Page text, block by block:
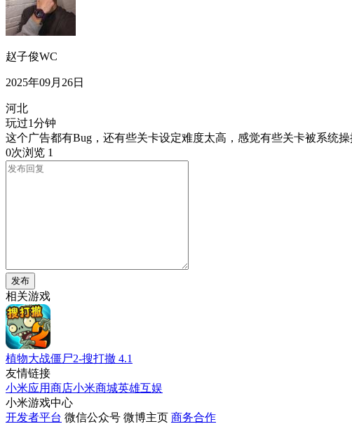
赵子俊WC
2025年09月26日
河北
玩过1分钟
这个广告都有Bug，还有些关卡设定难度太高，感觉有些关卡被系统
0次浏览 1
发布
相关游戏
植物大战僵尸2-搜打撤 4.1
友情链接
小米应用商店小米商城英雄互娱
小米游戏中心
开发者平台 微信公众号 微博主页 商务合作